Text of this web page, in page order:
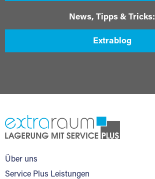
News, Tipps & Tricks:
Extrablog
Über uns
Service Plus Leistungen